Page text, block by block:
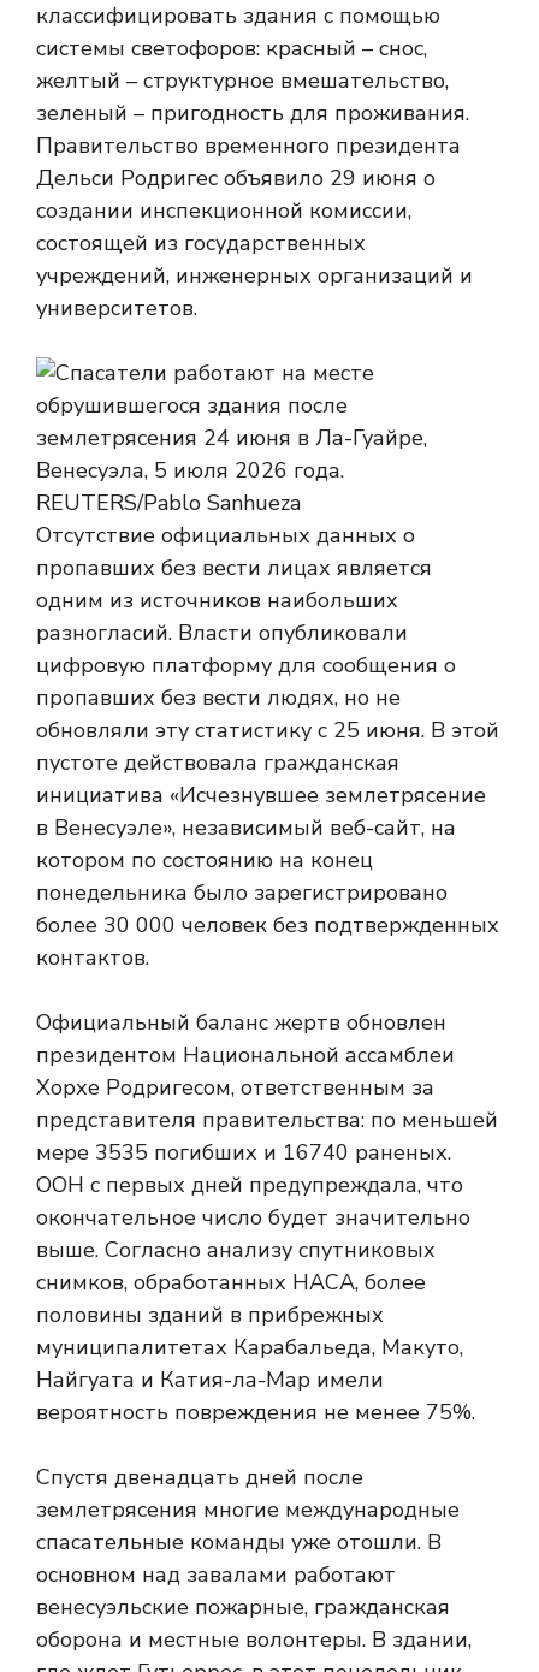
классифицировать здания с помощью
системы светофоров: красный – снос,
желтый – структурное вмешательство,
зеленый – пригодность для проживания.
Правительство временного президента
Дельси Родригес объявило 29 июня о
создании инспекционной комиссии,
состоящей из государственных
учреждений, инженерных организаций и
университетов.
Отсутствие официальных данных о
пропавших без вести лицах является
одним из источников наибольших
разногласий. Власти опубликовали
цифровую платформу для сообщения о
пропавших без вести людях, но не
обновляли эту статистику с 25 июня. В этой
пустоте действовала гражданская
инициатива «Исчезнувшее землетрясение
в Венесуэле», независимый веб-сайт, на
котором по состоянию на конец
понедельника было зарегистрировано
более 30 000 человек без подтвержденных
контактов.
Официальный баланс жертв обновлен
президентом Национальной ассамблеи
Хорхе Родригесом, ответственным за
представителя правительства: по меньшей
мере 3535 погибших и 16740 раненых.
ООН с первых дней предупреждала, что
окончательное число будет значительно
выше. Согласно анализу спутниковых
снимков, обработанных НАСА, более
половины зданий в прибрежных
муниципалитетах Карабальеда, Макуто,
Найгуата и Катия-ла-Мар имели
вероятность повреждения не менее 75%.
Спустя двенадцать дней после
землетрясения многие международные
спасательные команды уже отошли. В
основном над завалами работают
венесуэльские пожарные, гражданская
оборона и местные волонтеры. В здании,